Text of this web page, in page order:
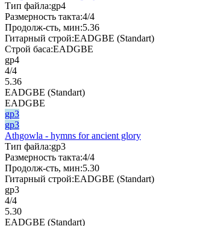
Тип файла:gp4
Размерность такта:4/4
Продолж-сть, мин:5.36
Гитарный строй:EADGBE (Standart)
Строй баса:EADGBE
gp4
4/4
5.36
EADGBE (Standart)
EADGBE
gp3
gp3
Athgowla - hymns for ancient glory
Тип файла:gp3
Размерность такта:4/4
Продолж-сть, мин:5.30
Гитарный строй:EADGBE (Standart)
gp3
4/4
5.30
EADGBE (Standart)